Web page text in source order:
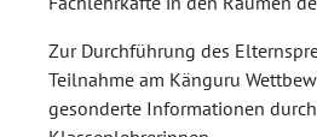
Zur Durchführung des
Teilnahme am Känguru
gesonderte Informationen